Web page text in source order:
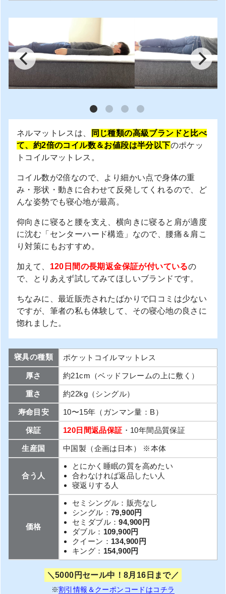
ネルマットレスは、
同じ種類の高級ブランドと比べ
て、約2倍のコイル数＆お値段は半分以下のポケッ
トコイルマットレス。
コイル数が2倍なので、より細かい点で身体の重
み・形状・動きに合わせて反発してくれるので、ど
んな姿勢でも寝心地が最高。
仰向きに寝ると腰を支え、横向きに寝ると肩が適度
に沈む「センターハード構造」なので、腰痛＆肩こ
り対策にもおすすめ。
加えて、 120日間の長期返金保証が付いているの
で、とりあえず試してみてほしいブランドです。
ちなみに、最近販売されたばかりで口コミは少ない
ですが、筆者の私も体験して、その寝心地の良さに
惚れました。
寝具の種類 ポケットコイルマットレス
厚さ 約21cm（ベッドフレームの上に敷く）
重さ 約22kg（シングル）
寿命目安 10〜15年（ガンマン量：B）
保証 120日間返品保証 ・10年間品質保証
生産国 中国製（企画は日本） ※本体
合う人
とにかく睡眠の質を高めたい
合わなければ返品したい人
寝返りする人
価格
セミシングル：販売なし
シングル： 79,900円
セミダブル：94,900円
ダブル： 109,900円
クイーン： 134,900円
キング： 154,900円
5000円セール中！8月16日まで
※割引情報＆クーポンコードはコチラ